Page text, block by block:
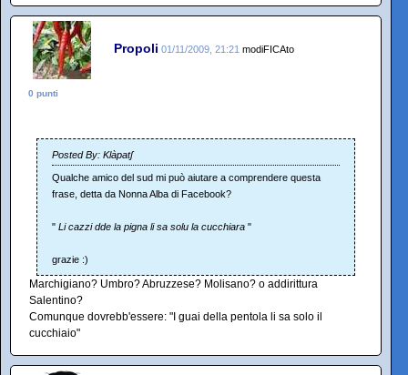
Propoli 01/11/2009, 21:21 modiFICAto
0 punti
Posted By: Klàpatʃ
Qualche amico del sud mi può aiutare a comprendere questa
frase, detta da Nonna Alba di Facebook?
" Li cazzi dde la pigna li sa solu la cucchiara "
grazie :)
Marchigiano? Umbro? Abruzzese? Molisano? o addirittura
Salentino?
Comunque dovrebb'essere: "I guai della pentola li sa solo il
cucchiaio"